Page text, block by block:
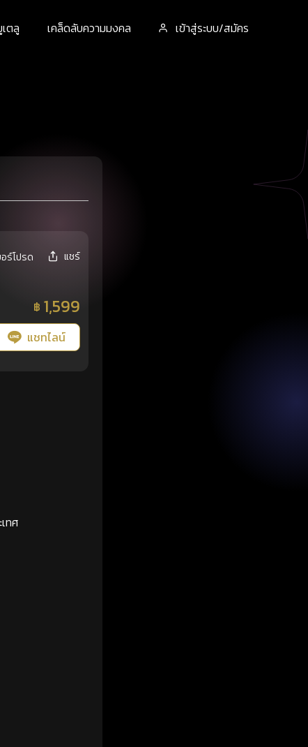
ตลู เคล็ดลับความมงคล เข้าสู่ระบบ/สมัคร
อร์โปรด แชร์
฿ 1,599
แชทไลน์
ทศ